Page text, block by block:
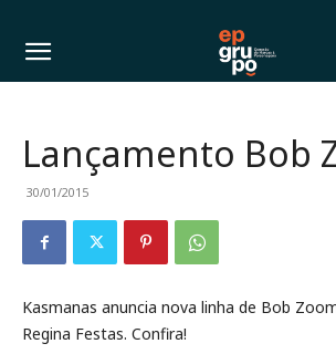
Lançamento Bob
30/01/2015
Kasmanas anuncia nova linha de Bob
Regina Festas. Confira!